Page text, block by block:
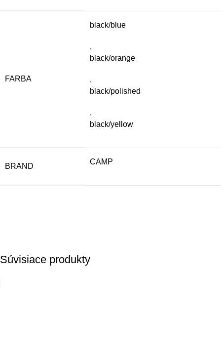
FARBA
black/blue
,
black/orange
,
black/polished
,
black/yellow
BRAND
CAMP
Súvisiace produkty